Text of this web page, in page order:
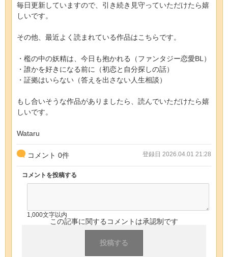
毎日更新していますので、引き続き見守っていただけたら嬉
しいです。
その他、最近よく読まれている作品はこちらです。
・檻の中の妖精は、今日も抱かれる（ファンタジー恋愛BL）
・誰かを好きになる前に（初恋と自分探しの話）
・証拠はいらない（答えを出さない人生相談）
もし合いそうな作品がありましたら、読んでいただけたら嬉
しいです。
Wataru
コメント 0件 登録日 2026.04.01 21:28
コメントを投稿する
1,000文字以内
この記事に関するコメントは承認制です